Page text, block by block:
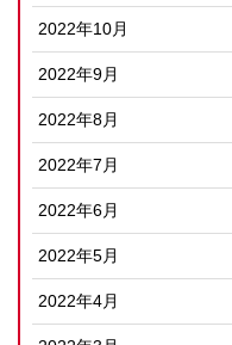
2022年10月
2022年9月
2022年8月
2022年7月
2022年6月
2022年5月
2022年4月